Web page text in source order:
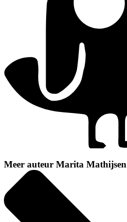
Meer auteur Marita Mathijsen